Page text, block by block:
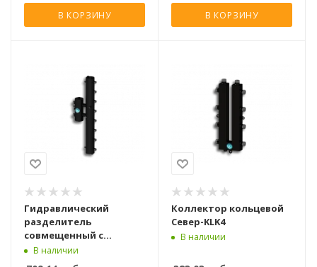
В КОРЗИНУ В КОРЗИНУ
Гидравлический
разделитель
совмещенный с
коллектором Север R-
В наличии
Коллектор кольцевой
Север-KLK4
В наличии